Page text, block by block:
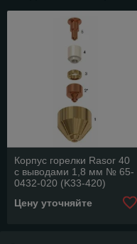
Корпус горелки Rasor 40
с выводами 1,8 мм № 65-
0432-020 (K33-420)
Цену уточняйте